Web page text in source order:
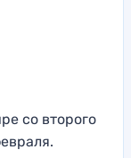
со второго